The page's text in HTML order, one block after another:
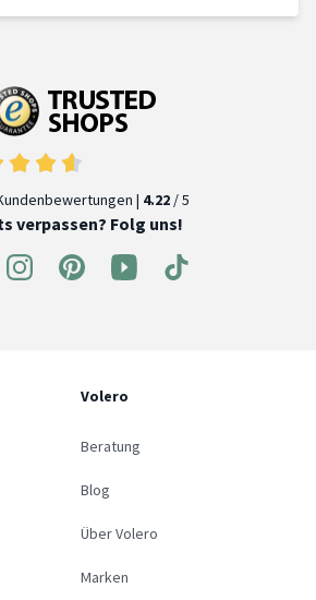
| 4.22 / 5
verpassen? Folg uns!
Volero
Beratung
Blog
Über Volero
Marken